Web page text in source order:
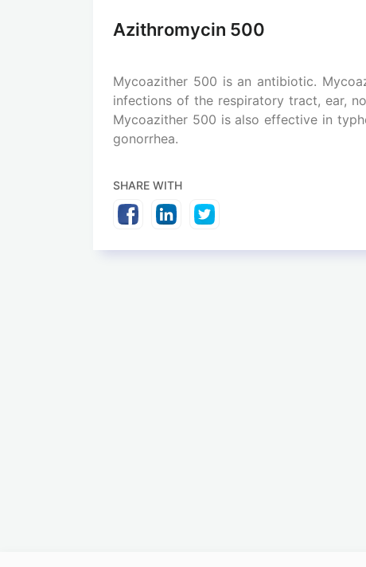
Azithromycin 500
Mycoazither 500 is an antibiotic.
infections of the respiratory tract, ear,
Mycoazither 500 is also effective in
gonorrhea.
SHARE WITH